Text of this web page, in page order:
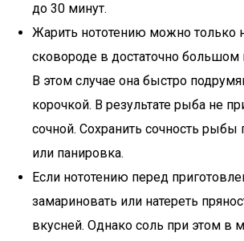
до 30 минут.
Жарить нототению можно только
сковороде в достаточно большом
В этом случае она быстро
корочкой. В результате рыба не
сочной. Сохранить сочность рыбы
или панировка.
Если нототению перед
замариновать или натереть
вкусней. Однако соль при этом в